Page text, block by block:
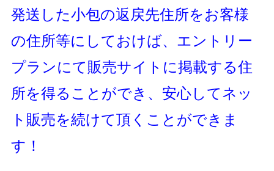
発送した小包の返戻先住所をお客様
の住所等にしておけば、 エントリー
プランにて販売サイトに掲載する住
所を得ることができ、 安心してネッ
ト販売を続けて頂くことができま
す！